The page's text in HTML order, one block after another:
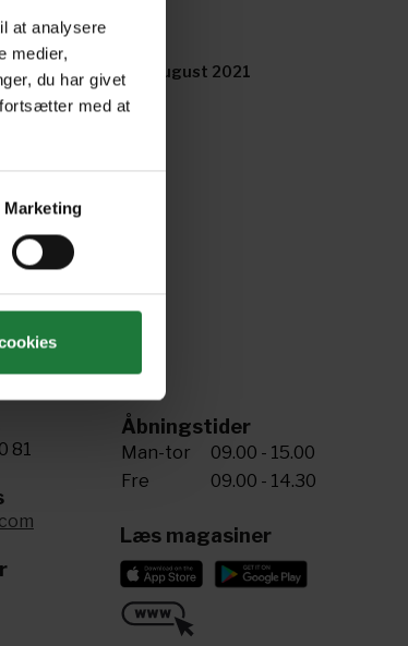
at analysere
medier,
du har givet
med at
Marketing
July/August 2021
81
Åbningstider
Man-tor
09.00 - 15.00
Fre
09.00 - 14.30
Læs magasiner